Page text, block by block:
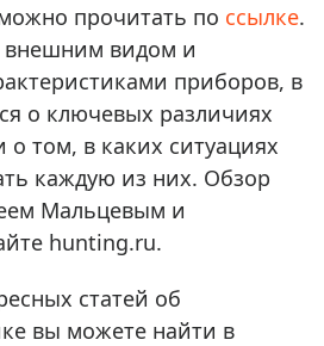
можно прочитать по ссылке.
внешним видом и
приборов, в
о ключевых различиях
том, в каких ситуациях
каждую из них. Обзор
Мальцевым и
hunting.ru.
статей об
вы можете найти в